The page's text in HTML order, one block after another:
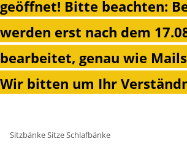
geöffnet! Bitte beachten:
werden erst nach dem
bearbeitet, genau wie
Wir bitten um Ihr
Sitzbänke Sitze Schlafbänke